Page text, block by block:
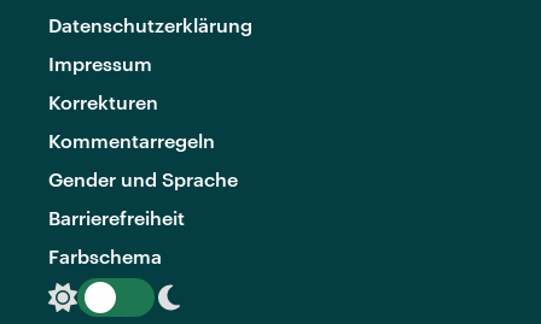
Datenschutzerklärung
Impressum
Korrekturen
Kommentarregeln
Gender und Sprache
Barrierefreiheit
Farbschema